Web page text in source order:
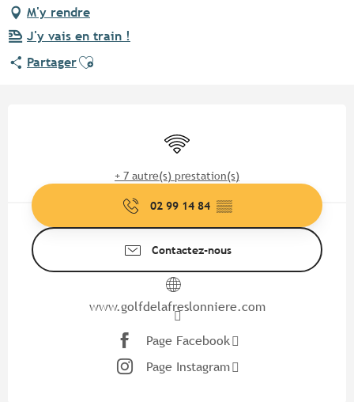
M'y rendre
J'y vais en train !
PartagerAjouter aux favoris
WiFi
+ 7 autre(s) prestation(s)
02 99 14 84 ▒▒
Contactez-nous
www.golfdelafreslonniere.com
Page Facebook
Page Instagram